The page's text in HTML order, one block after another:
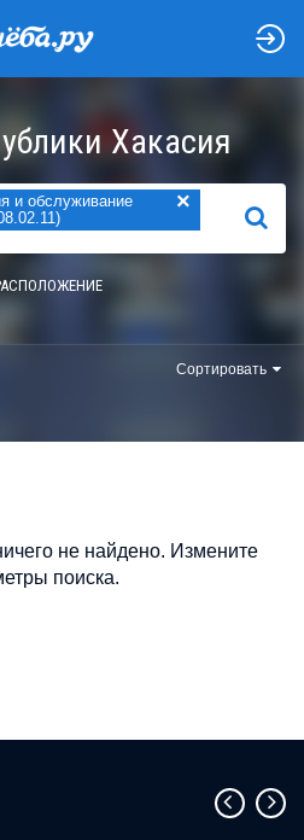
Хакасия
и обслуживание
×
НАЙТИ
Сортировать
не найдено. Измените
поиска.